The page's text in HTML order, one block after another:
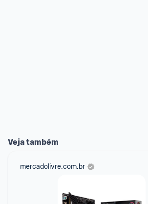
Veja também
mercadolivre.com.br